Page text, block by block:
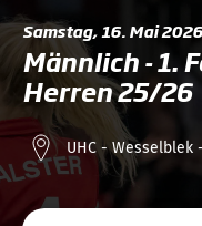
Samstag, 16. Mai 2026
Männlich - 1.
Herren 25/26
UHC - Wesselblek